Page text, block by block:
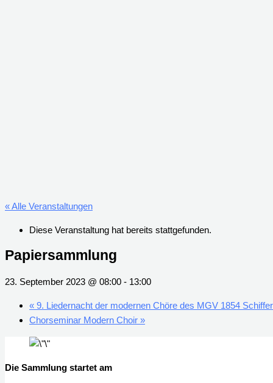
« Alle Veranstaltungen
Diese Veranstaltung hat bereits stattgefunden.
Papiersammlung
23. September 2023 @ 08:00 - 13:00
« 9. Liedernacht der modernen Chöre des MGV 1854
Chorseminar Modern Choir »
Die Sammlung startet am